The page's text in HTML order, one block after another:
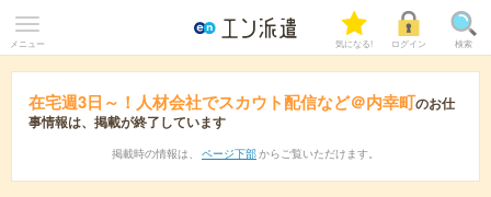
メニュー 気になる! ログイン 検索
在宅週3日～！人材会社でスカウト配信など＠内幸町のお仕
事情報は、掲載が終了しています
掲載時の情報は、 ページ下部 からご覧いただけます。